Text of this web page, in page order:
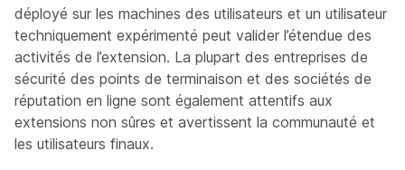
déployé sur les machines des utilisateurs et un utilisateur
techniquement expérimenté peut valider l’étendue des
activités de l’extension. La plupart des entreprises de
sécurité des points de terminaison et des sociétés de
réputation en ligne sont également attentifs aux
extensions non sûres et avertissent la communauté et
les utilisateurs finaux.